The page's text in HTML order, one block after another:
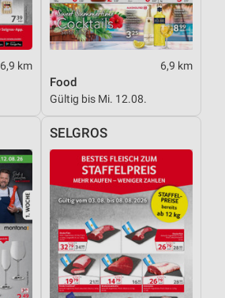
6,9 km 6,9 km
Food
Gültig bis Mi. 12.08.
SELGROS